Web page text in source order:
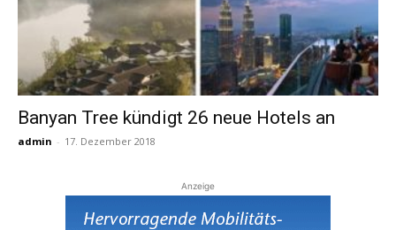
und
Banyan Tree kündigt 26 neue Hotels an
admin - 17. Dezember 2018
Anzeige